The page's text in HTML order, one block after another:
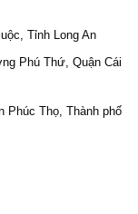
Tỉnh Long An
Phú Thứ, Quận Cái
Phúc Thọ, Thành phố